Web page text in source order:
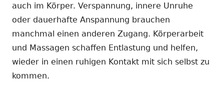
auch im Körper. Verspannung, innere Unruhe
oder dauerhafte Anspannung brauchen
manchmal einen anderen Zugang. Körperarbeit
und Massagen schaffen Entlastung und helfen,
wieder in einen ruhigen Kontakt mit sich selbst zu
kommen.